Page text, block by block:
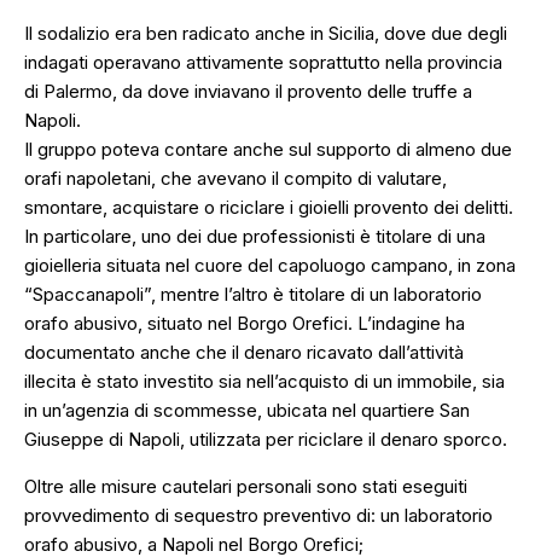
Il sodalizio era ben radicato anche in Sicilia, dove due degli
indagati operavano attivamente soprattutto nella provincia
di Palermo, da dove inviavano il provento delle truffe a
Napoli.
Il gruppo poteva contare anche sul supporto di almeno due
orafi napoletani, che avevano il compito di valutare,
smontare, acquistare o riciclare i gioielli provento dei delitti.
In particolare, uno dei due professionisti è titolare di una
gioielleria situata nel cuore del capoluogo campano, in zona
“Spaccanapoli”, mentre l’altro è titolare di un laboratorio
orafo abusivo, situato nel Borgo Orefici. L’indagine ha
documentato anche che il denaro ricavato dall’attività
illecita è stato investito sia nell’acquisto di un immobile, sia
in un’agenzia di scommesse, ubicata nel quartiere San
Giuseppe di Napoli, utilizzata per riciclare il denaro sporco.
Oltre alle misure cautelari personali sono stati eseguiti
provvedimento di sequestro preventivo di: un laboratorio
orafo abusivo, a Napoli nel Borgo Orefici;